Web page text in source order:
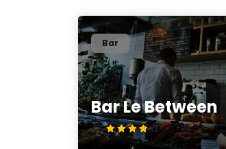
Bar Le Between
4/5
Bar